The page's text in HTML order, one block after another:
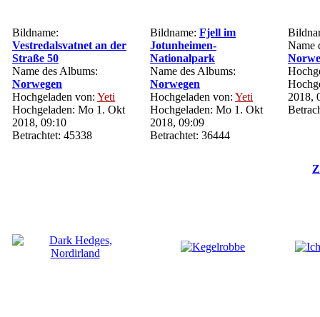
Bildname:
Vestredalsvatnet an der
Straße 50
Name des Albums:
Norwegen
Hochgeladen von: Yeti
Hochgeladen: Mo 1. Okt
2018, 09:10
Betrachtet: 45338
Bildname: Fjell im
Jotunheimen-
Nationalpark
Name des Albums:
Norwegen
Hochgeladen von: Yeti
Hochgeladen: Mo 1. Okt
2018, 09:09
Betrachtet: 36444
Name
2018,